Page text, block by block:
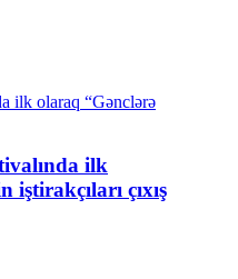
ilk
çıxış